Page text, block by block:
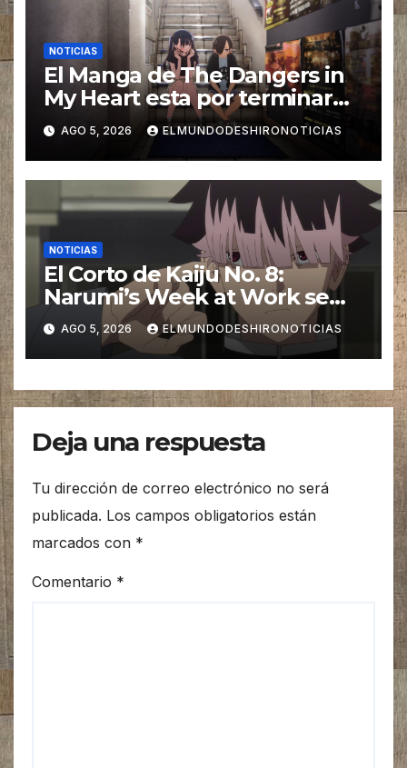
NOTICIAS
El Manga de The Dangers in
My Heart esta por terminar
en tan solo 3 capítulos
AGO 5, 2026 ELMUNDODESHIRONOTICIAS
NOTICIAS
El Corto de Kaiju No. 8:
Narumi’s Week at Work se
estrena en Septiembre
AGO 5, 2026 ELMUNDODESHIRONOTICIAS
Deja una respuesta
Tu dirección de correo electrónico no será
publicada. Los campos obligatorios están
marcados con *
Comentario *